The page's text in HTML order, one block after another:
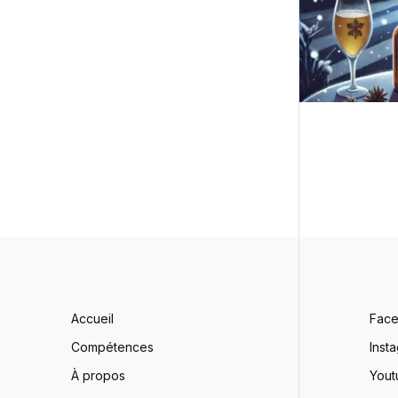
volant
:
Une
question
Accueil
Compétences
À propos